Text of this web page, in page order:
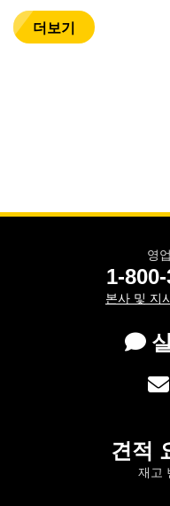
더보기
영
1-
본사 및 지
견적
재고